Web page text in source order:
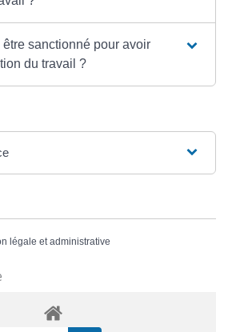
sanctionné pour avoir
du travail ?
légale et administrative